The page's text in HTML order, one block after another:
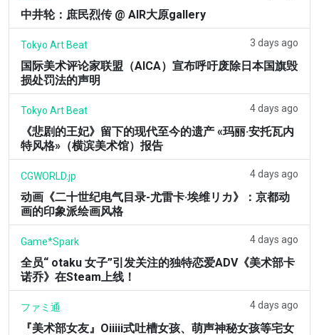
中井轮：庶民烈传 @ AIR大原gallery
Tokyo Art Beat 3 days ago
国际美术评论家联盟（AICA）宣布呼吁废除日本国旗毁
损处罚法的声明
Tokyo Art Beat 4 days ago
《悲剧的王妃》留下的现代至今的遗产 «玛丽·安托瓦内
特风格»（横滨美术馆）报告
CGWORLD.jp 4 days ago
动画《二十世纪电气目录-尤雷卡·埃维リカ》：京都动
画的印象派绘画风格
Game*Spark 4 days ago
全员“ otaku 女子”引发关注的独特恋爱ADV《美术部卡
诺乔》在Steam上线！
ファミ通 4 days ago
『美术部女友』Oiiiii式吐槽女孩、萌声神秘女孩等宅女